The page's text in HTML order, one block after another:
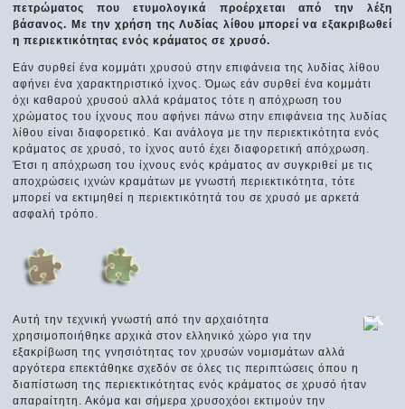
πετρώματος που ετυμολογικά προέρχεται από την λέξη
βάσανος. Με την χρήση της Λυδίας λίθου μπορεί να εξακριβωθεί
η περιεκτικότητας ενός κράματος σε χρυσό.
Εάν συρθεί ένα κομμάτι χρυσού στην επιφάνεια της λυδίας λίθου
αφήνει ένα χαρακτηριστικό ίχνος. Όμως εάν συρθεί ένα κομμάτι
όχι καθαρού χρυσού αλλά κράματος τότε η απόχρωση του
χρώματος του ίχνους που αφήνει πάνω στην επιφάνεια της λυδίας
λίθου είναι διαφορετικό. Και ανάλογα με την περιεκτικότητα ενός
κράματος σε χρυσό, το ίχνος αυτό έχει διαφορετική απόχρωση.
Έτσι η απόχρωση του ίχνους ενός κράματος αν συγκριθεί με τις
αποχρώσεις ιχνών κραμάτων με γνωστή περιεκτικότητα, τότε
μπορεί να εκτιμηθεί η περιεκτικότητά του σε χρυσό με αρκετά
ασφαλή τρόπο.
Αυτή την τεχνική γνωστή από την αρχαιότητα
χρησιμοποιήθηκε αρχικά στον ελληνικό χώρο για την
εξακρίβωση της γνησιότητας τον χρυσών νομισμάτων αλλά
αργότερα επεκτάθηκε σχεδόν σε όλες τις περιπτώσεις όπου η
διαπίστωση της περιεκτικότητας ενός κράματος σε χρυσό ήταν
απαραίτητη. Ακόμα και σήμερα χρυσοχόοι εκτιμούν την